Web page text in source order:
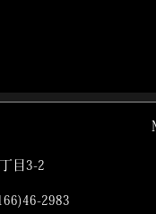
目3-2
2983